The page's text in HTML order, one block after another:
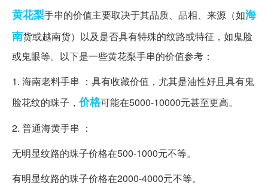
黄花梨手串的价值主要取决于其品质、品相、来源（如海
南货或越南货）以及是否具有特殊的纹路或特征，如鬼脸
或鬼眼等。以下是一些黄花梨手串的价值参考：
1. 海南老料手串 ：具有收藏价值，尤其是油性好且具有鬼
脸花纹的珠子，价格可能在5000-10000元甚至更高。
2. 普通海黄手串 ：
无明显纹路的珠子价格在500-1000元不等。
有明显纹路的珠子价格在2000-4000元不等。